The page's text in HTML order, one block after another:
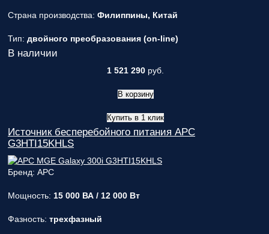
Страна производства: Филиппины, Китай
Тип: двойного преобразования (on-line)
В наличии
1 521 290 руб.
В корзину
Купить в 1 клик
Источник бесперебойного питания APC
G3HTI15KHLS
Бренд: APC
Мощность: 15 000 ВА / 12 000 Вт
Фазность: трехфазный